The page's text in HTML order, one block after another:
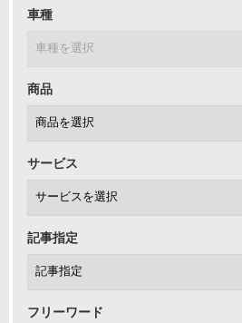
車種
商品
サービス
記事指定
フリーワード